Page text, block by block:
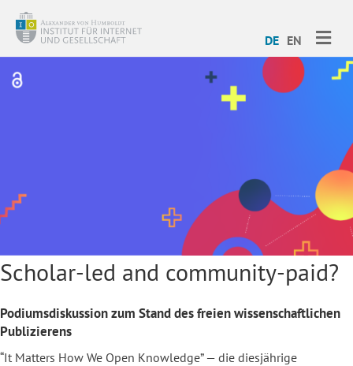
DE EN
Scholar-led and community-paid?
Podiumsdiskussion zum Stand des freien wissenschaftlichen
Publizierens
“It Matters How We Open Knowledge” — die diesjährige